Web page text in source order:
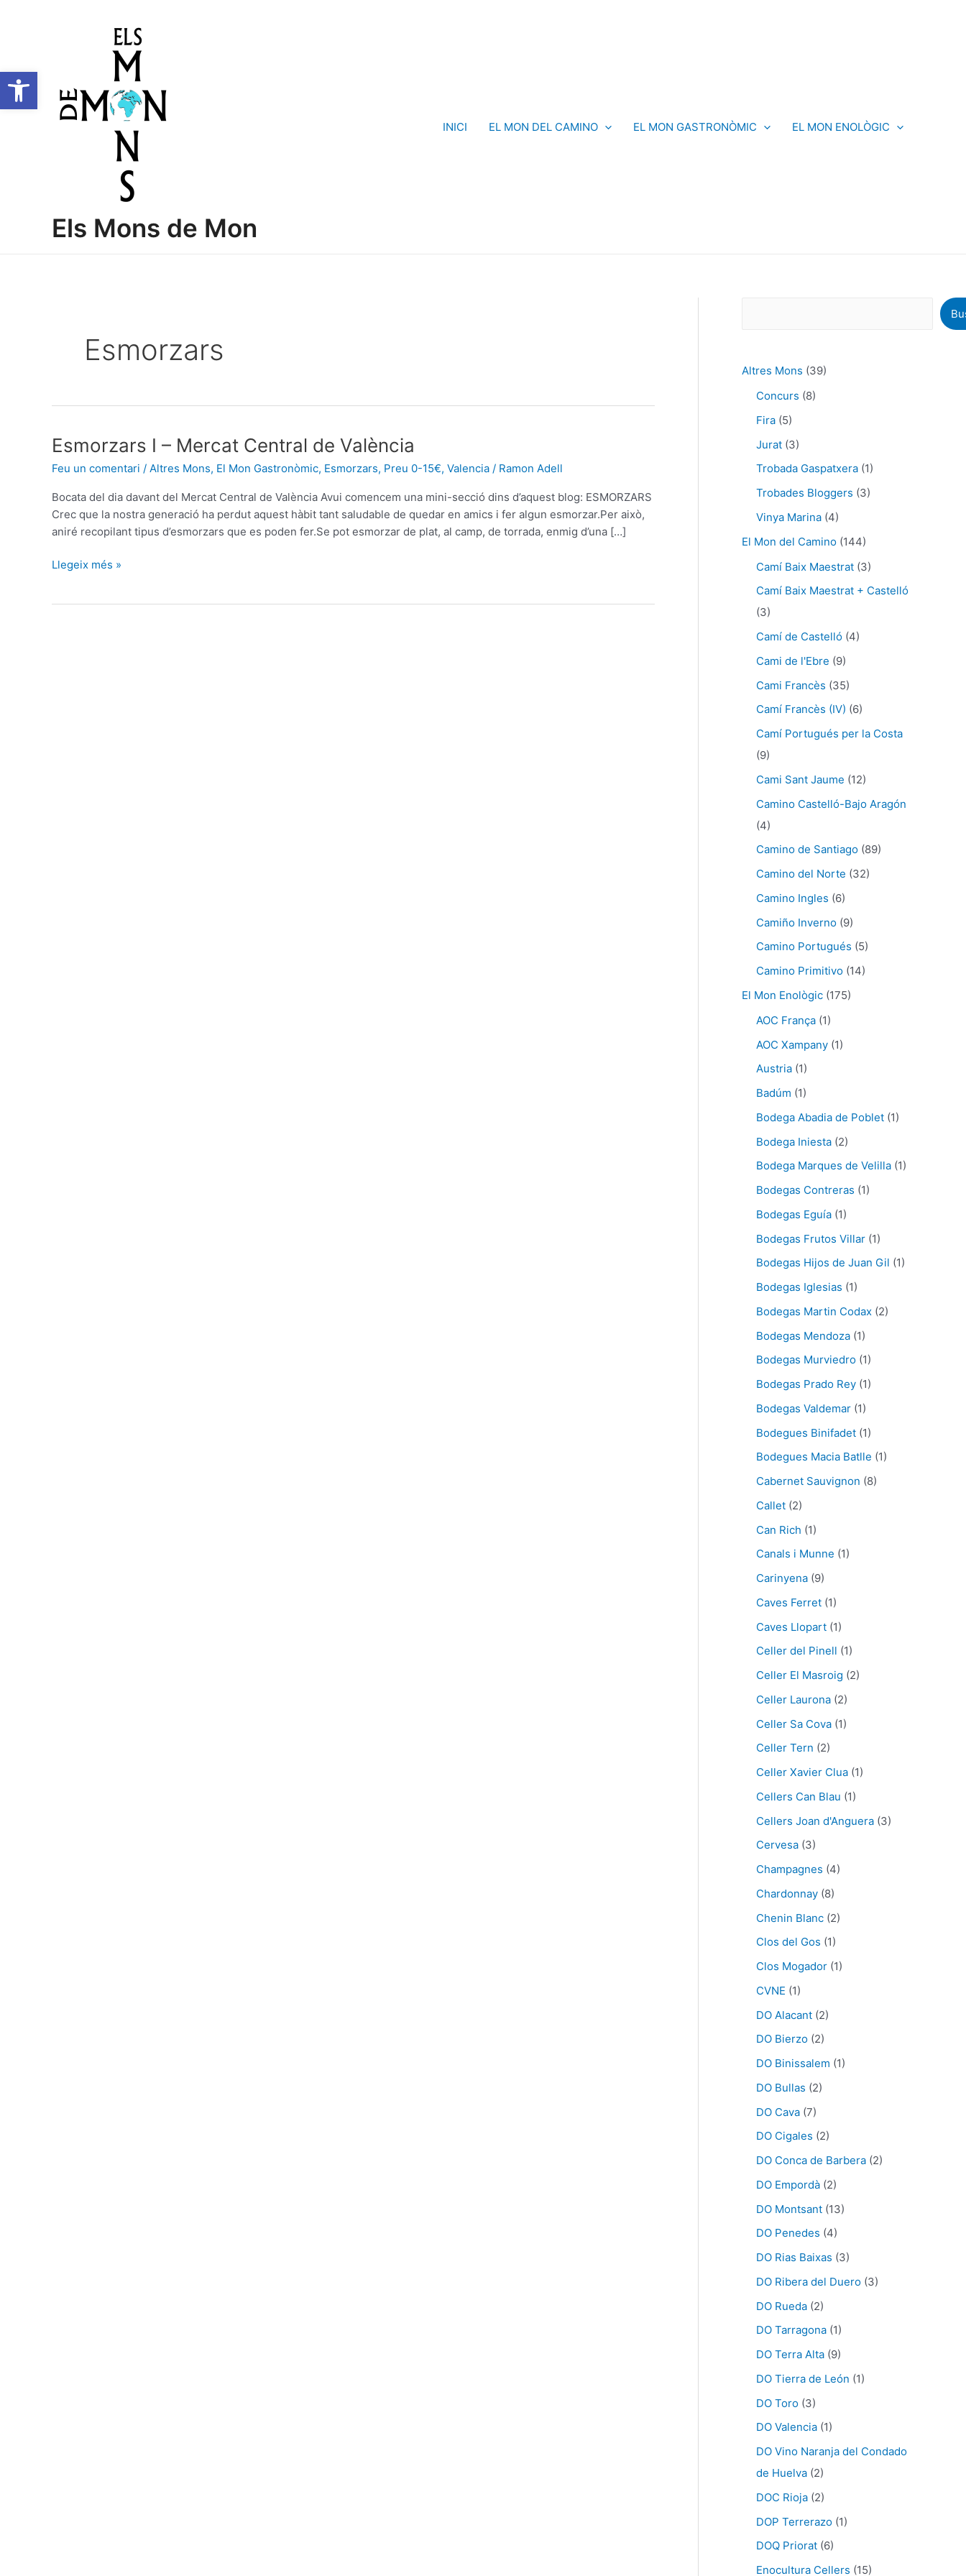
Obre la barra d'eines
Els Mons de Mon
INICI EL MON DEL CAMINO EL MON GASTRONÒMIC EL MON ENOLÒGIC
Esmorzars
Esmorzars I – Mercat Central de València
Feu un comentari / Altres Mons, El Mon Gastronòmic, Esmorzars, Preu 0-15€, Valencia / Ramon Adell
Bocata del dia davant del Mercat Central de València Avui comencem una mini-secció dins d’aquest blog: ESMORZARS
Crec que la nostra generació ha perdut aquest hàbit tant saludable de quedar en amics i fer algun esmorzar.Per això,
aniré recopilant tipus d’esmorzars que es poden fer.Se pot esmorzar de plat, al camp, de torrada, enmig d’una […]
Esmorzars
–
Mercat
Central
de
Llegeix més »
Altres Mons (39)
Concurs (8)
Fira (5)
Jurat (3)
Trobada Gaspatxera (1)
Trobades Bloggers (3)
Vinya Marina (4)
El Mon del Camino (144)
Camí Baix Maestrat (3)
Camí Baix Maestrat + Castelló
(3)
Camí de Castelló (4)
Cami de l'Ebre (9)
Cami Francès (35)
Camí Francès (IV) (6)
Camí Portugués per la Costa
(9)
Cami Sant Jaume (12)
Camino Castelló-Bajo Aragón
(4)
Camino de Santiago (89)
Camino del Norte (32)
Camino Ingles (6)
Camiño Inverno (9)
Camino Portugués (5)
Camino Primitivo (14)
El Mon Enològic (175)
AOC França (1)
AOC Xampany (1)
Austria (1)
Badúm (1)
Bodega Abadia de Poblet (1)
Bodega Iniesta (2)
Bodega Marques de Velilla (1)
Bodegas Contreras (1)
Bodegas Eguía (1)
Bodegas Frutos Villar (1)
Bodegas Hijos de Juan Gil (1)
Bodegas Iglesias (1)
Bodegas Martin Codax (2)
Bodegas Mendoza (1)
Bodegas Murviedro (1)
Bodegas Prado Rey (1)
Bodegas Valdemar (1)
Bodegues Binifadet (1)
Bodegues Macia Batlle (1)
Cabernet Sauvignon (8)
Callet (2)
Can Rich (1)
Canals i Munne (1)
Carinyena (9)
Caves Ferret (1)
Caves Llopart (1)
Celler del Pinell (1)
Celler El Masroig (2)
Celler Laurona (2)
Celler Sa Cova (1)
Celler Tern (2)
Celler Xavier Clua (1)
Cellers Can Blau (1)
Cellers Joan d'Anguera (3)
Cervesa (3)
Champagnes (4)
Chardonnay (8)
Chenin Blanc (2)
Clos del Gos (1)
Clos Mogador (1)
CVNE (1)
DO Alacant (2)
DO Bierzo (2)
DO Binissalem (1)
DO Bullas (2)
DO Cava (7)
DO Cigales (2)
DO Conca de Barbera (2)
DO Empordà (2)
DO Montsant (13)
DO Penedes (4)
DO Rias Baixas (3)
DO Ribera del Duero (3)
DO Rueda (2)
DO Tarragona (1)
DO Terra Alta (9)
DO Tierra de León (1)
DO Toro (3)
DO Valencia (1)
DO Vino Naranja del Condado
de Huelva (2)
DOC Rioja (2)
DOP Terrerazo (1)
DOQ Priorat (6)
Enocultura Cellers (15)